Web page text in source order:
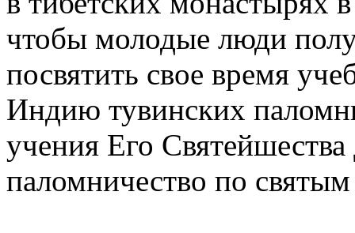
чтобы молодые люди
посвятить свое время
Индию тувинских
учения Его
паломничество по